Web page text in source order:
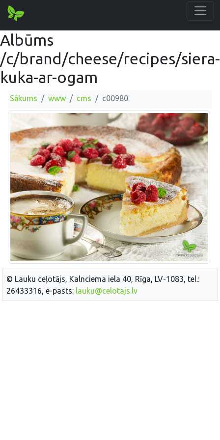
Albūms
/c/brand/cheese/recipes/siera-
kuka-ar-ogam
Sākums www cms c00980
© Lauku ceļotājs, Kalnciema iela 40, Rīga, LV-1083, tel.:
26433316, e-pasts: lauku@celotajs.lv